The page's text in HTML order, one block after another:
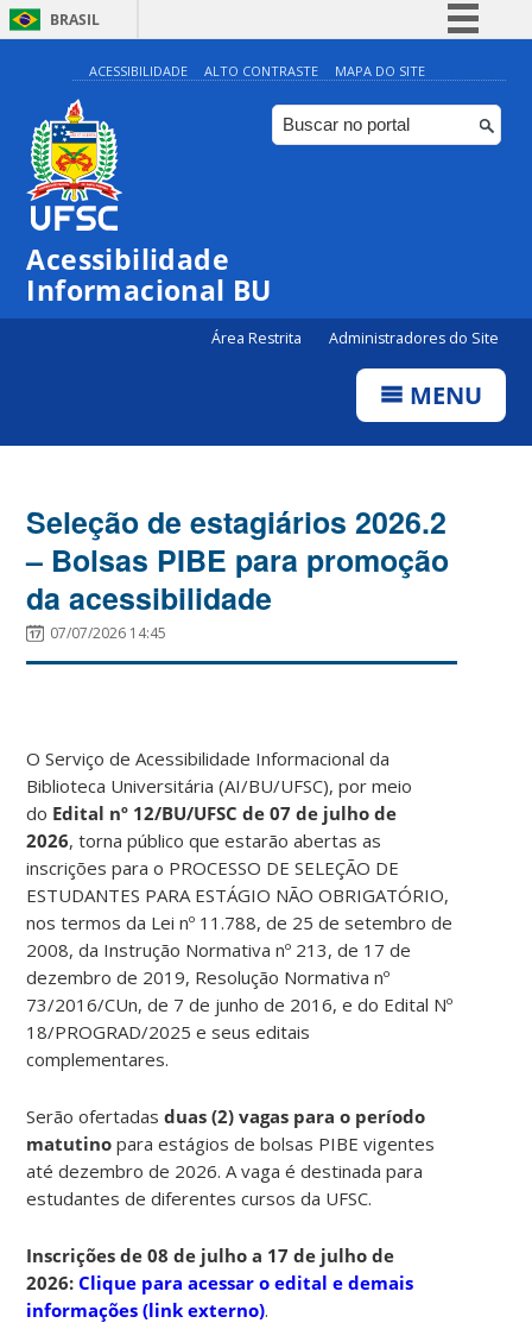
BRASIL
Simplifique!
Comunica BR
Participe
ACESSIBILIDADE ALTO CONTRASTE MAPA DO SITE
Acessibilidade
Informacional BU
Área Restrita Administradores do Site
MENU
Seleção de estagiários 2026.2
– Bolsas PIBE para promoção
da acessibilidade
07/07/2026 14:45
O Serviço de Acessibilidade Informacional da
Biblioteca Universitária (AI/BU/UFSC), por meio
do Edital nº 12/BU/UFSC de 07 de julho de
2026, torna público que estarão abertas as
inscrições para o PROCESSO DE SELEÇÃO DE
ESTUDANTES PARA ESTÁGIO NÃO OBRIGATÓRIO,
nos termos da Lei nº 11.788, de 25 de setembro de
2008, da Instrução Normativa nº 213, de 17 de
dezembro de 2019, Resolução Normativa nº
73/2016/CUn, de 7 de junho de 2016, e do Edital Nº
18/PROGRAD/2025 e seus editais
complementares.
Serão ofertadasduas (2) vagas para o período
matutino para estágios de bolsas PIBE vigentes
até dezembro de 2026. A vaga é destinada para
estudantes de diferentes cursos da UFSC.
Inscrições de 08 de julho a 17 de julho de
2026: Clique para acessar o edital e demais
informações (link externo).